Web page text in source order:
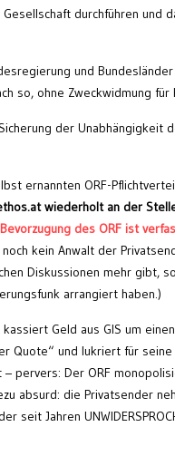
durchführen und
und
so, ohne Zweckwidmung für
der Unabhängigkeit
ernannten ORF-
wiederholt an der
des ORF ist
kein Anwalt der
Diskussionen mehr gibt,
arrangiert haben.)
kassiert Geld aus GIS um
Quote“ und lukriert für
pervers: Der ORF
absurd: die Privatsender
seit Jahren